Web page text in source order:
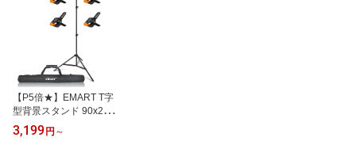
【P5倍★】EMART T字
型背景スタンド 90x200c
m 150x260cm 撮影スタ
ンド グリーンバックスタ
3,199 円 ～